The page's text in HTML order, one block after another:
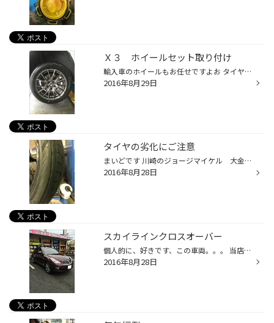
Ｘ３ ホイールセット取り付け
輸入車のホイールもお任せですよお タイヤはREGNOで乗り心地、静粛性もGood!!!
2016年8月29日
タイヤの劣化にご注意
まいどです 川崎のジョージマイケル 大金です。 本日交換させていただいたタイヤ。。。 こんな具合です。 ９年間使用なさったようで。。。 普段タイヤをあまり気にされない方は是非タイヤの状態を確認してみてください！ こんな具合になってしまいますと 突然のバーストやエア漏れ等のトラブルに繫...
2016年8月28日
スカイラインクロスオーバー
個人的に、好きです、この車両。。。 当店でタイヤ交換をさせて頂きました。 タイヤの種類が SUV系 セダン系 ミニバン系 から選べる車両ですから、 お車の使用用途や現在の乗り味に対しての気になる点などからお客様の ご要望にあったタイヤを提案させていただけます。 本日取り付けさせていただ...
2016年8月28日